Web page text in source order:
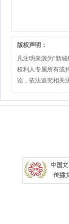
版权声明：
凡注明来源为“新
权利人专属所有或
论，依法追究相关